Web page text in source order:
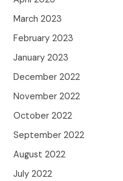
March 2023
February 2023
January 2023
December 2022
November 2022
October 2022
September 2022
August 2022
July 2022